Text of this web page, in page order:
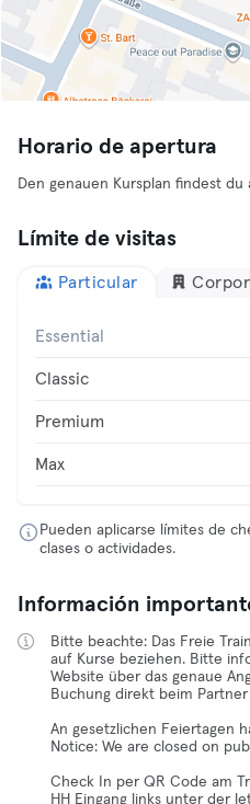
Horario de apertura
Den genauen Kursplan findest
Límite de visitas
Particular
Essential
Classic
Premium
Max
Pueden aplicarse límites de
clases o actividades.
Información
Bitte beachte: Das Freie
auf Kurse beziehen. Bitte
Website über das genaue
Buchung direkt beim
An gesetzlichen Feiertagen
Notice: We are closed on
Check In per QR Code am
HH Eingang links unter der